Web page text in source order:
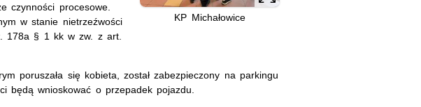
KP Michałowice
czynności procesowe.
w stanie nietrzeźwości
178a § 1 kk w zw. z art.
poruszała się kobieta, został zabezpieczony na parkingu
będą wnioskować o przepadek pojazdu.